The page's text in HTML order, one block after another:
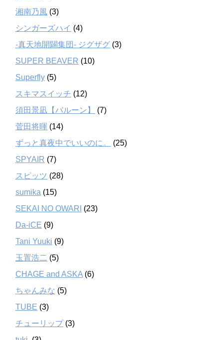
湘南乃風 (3)
シンガーズハイ (4)
-真天地開闢集団- ジグザグ (3)
SUPER BEAVER (10)
Superfly (5)
スキマスイッチ (12)
須田景凪【バルーン】
(7)
菅田将暉 (14)
ずっと真夜中でいいのに。
(25)
SPYAIR (7)
スピッツ (28)
sumika (15)
SEKAI NO OWARI (23)
Da-iCE (9)
Tani Yuuki (9)
玉置浩二 (5)
CHAGE and ASKA (6)
ちゃんみな (5)
TUBE (3)
チューリップ(3)